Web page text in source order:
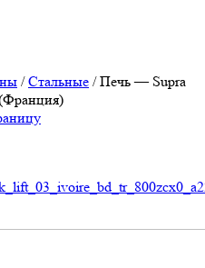
/Стальные / Печь — Supra